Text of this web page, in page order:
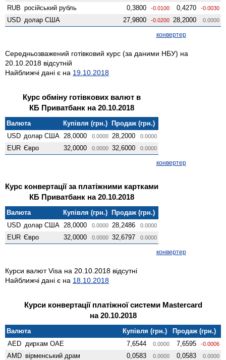
RUB російський рубль 0,3800 -0.0100 0,4270 -0.0030
USD долар США 27,9800 -0.0200 28,2000 0.0000
конвертер
Середньозважений готівковий курс (за даними НБУ) на
20.10.2018 відсутній
Найближчі дані є на 19.10.2018
Курс обміну готівкових валют в
КБ Приватбанк на 20.10.2018
Валюта Купівля (грн.) Продаж (грн.)
USD долар США 28,0000 0.0000 28,2000 0.0000
EUR Євро 32,0000 0.0000 32,6000 0.0000
конвертер
Курс конвертації за платіжними картками
КБ Приватбанк на 20.10.2018
Валюта Купівля (грн.) Продаж (грн.)
USD долар США 28,0000 0.0000 28,2486 0.0000
EUR Євро 32,0000 0.0000 32,6797 0.0000
конвертер
Курси валют Visa на 20.10.2018 відсутні
Найближчі дані є на 18.10.2018
Курси конвертації платіжної системи Mastercard
на 20.10.2018
Валюта Купівля (грн.)
Продаж (грн.)
AED дирхам ОАЕ 7,6544 0.0000 7,6595 -0.0006
AMD вiрменський драм 0,0583 0.0000 0,0583 0.0000